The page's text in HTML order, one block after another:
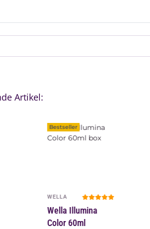
Artikel:
Bestseller
WELLA
Wella Illumina
Color 60ml